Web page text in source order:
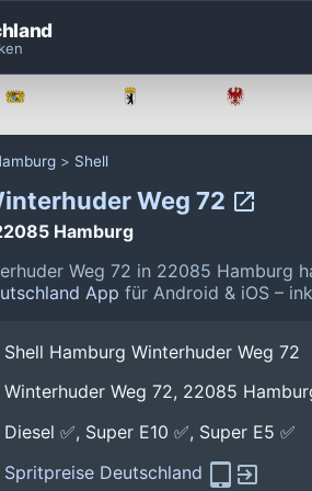
Shell
Weg 72
Hamburg
Weg 72 in 22085 Hamburg
App für Android & iOS –
Shell Hamburg Winterhuder Weg 72
Winterhuder Weg 72, 22085
Diesel ✅, Super E10 ✅, Super E5 ✅
Spritpreise Deutschland